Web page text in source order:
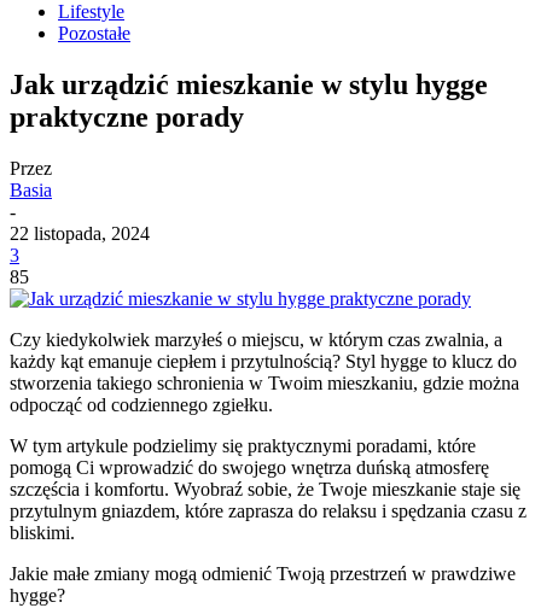
Lifestyle
Pozostałe
Jak urządzić mieszkanie w stylu hygge
praktyczne porady
Przez
Basia
-
22 listopada, 2024
3
85
Czy kiedykolwiek marzyłeś o ⁣miejscu, w którym czas zwalnia, a
każdy kąt emanuje‌ ciepłem i przytulnością? Styl hygge to klucz do
stworzenia takiego schronienia w Twoim mieszkaniu, gdzie ‌można
odpocząć od codziennego⁣ zgiełku.
W tym artykule podzielimy się praktycznymi poradami, które
pomogą Ci wprowadzić do swojego wnętrza duńską⁤ atmosferę
szczęścia i komfortu. ‌Wyobraź sobie, że Twoje mieszkanie staje się
przytulnym gniazdem, które zaprasza ⁤do relaksu⁤ i spędzania czasu z
bliskimi.
Jakie małe ‍zmiany mogą odmienić Twoją​ przestrzeń⁢ w prawdziwe
hygge?